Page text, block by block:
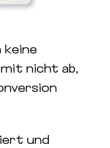
keine
nicht ab,
und